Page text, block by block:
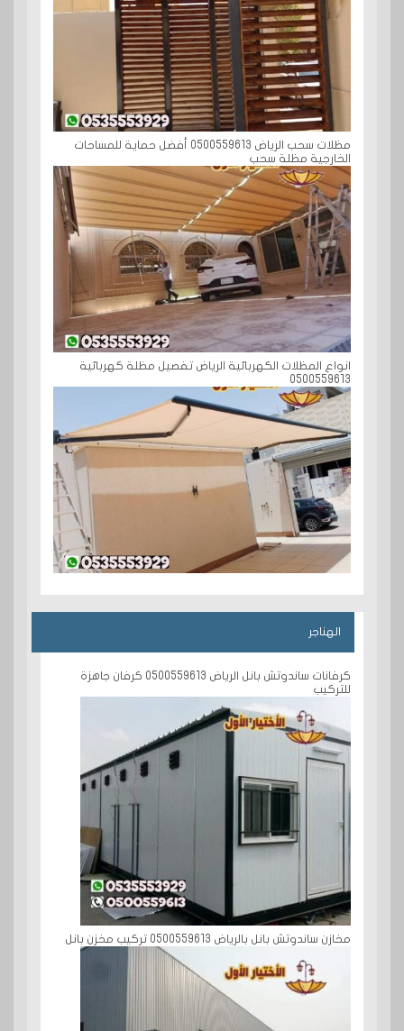
مظلات سحب الرياض 0500559613 أفضل حماية للمساحات
الخارجية مظلة سحب
انواع المظلات الكهربائية الرياض تفصيل مظلة كهربائية
0500559613
الهناجر
كرفانات ساندوتش بانل الرياض 0500559613 كرفان جاهزة
للتركيب
مخازن ساندوتش بانل بالرياض 0500559613 تركيب مخزن بانل